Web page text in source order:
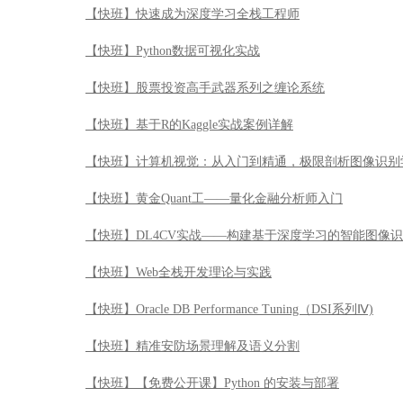
【快班】快速成为深度学习全栈工程师
【快班】Python数据可视化实战
【快班】股票投资高手武器系列之缠论系统
【快班】基于R的Kaggle实战案例详解
【快班】计算机视觉：从入门到精通，极限剖析图像识
【快班】黄金Quant工——量化金融分析师入门
【快班】DL4CV实战——构建基于深度学习的智能图像
【快班】Web全栈开发理论与实践
【快班】Oracle DB Performance Tuning（DSI系列Ⅳ)
【快班】精准安防场景理解及语义分割
【快班】【免费公开课】Python 的安装与部署